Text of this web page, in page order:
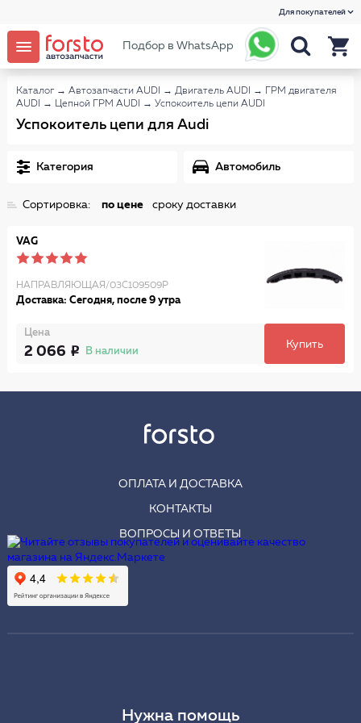
Для покупателей
Подбор в WhatsApp
Каталог → Автозапчасти AUDI → Двигатель AUDI →
ГРМ двигателя
AUDI
→ Цепной ГРМ AUDI → Успокоитель цепи AUDI
Успокоитель цепи для Audi
Категория Автомобиль
Сортировка: по цене сроку доставки
VAG
НАПРАВЛЯЮЩАЯ/03C109509P
Доставка: Сегодня, после 9 утра
Цена
2 066 В наличии
Купить
ОПЛАТА И ДОСТАВКА
КОНТАКТЫ
ВОПРОСЫ И ОТВЕТЫ
Нужна помощь